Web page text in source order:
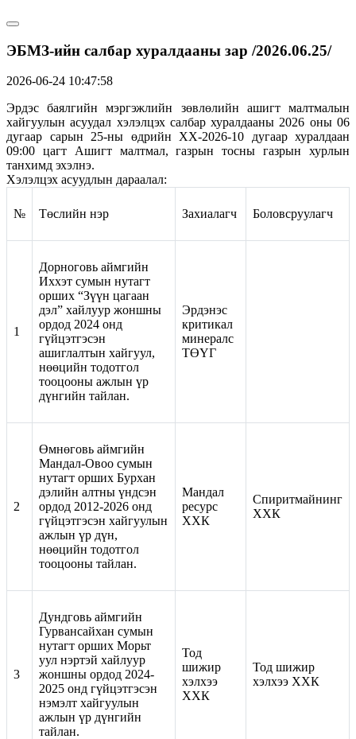
ЭБМЗ-ийн салбар хуралдааны зар /2026.06.25/
2026-06-24 10:47:58
Эрдэс баялгийн мэргэжлийн зөвлөлийн ашигт малтмалын
хайгуулын асуудал хэлэлцэх салбар хуралдааны 2026 оны 06
дугаар сарын 25-ны өдрийн ХХ-2026-10 дугаар хуралдаан
09:00 цагт Ашигт малтмал, газрын тосны газрын хурлын
танхимд эхэлнэ.
Хэлэлцэх асуудлын дараалал:
№ Төслийн нэр Захиалагч Боловсруулагч
1
Дорноговь аймгийн
Иххэт сумын нутагт
орших “Зүүн цагаан
дэл” хайлуур жоншны
ордод 2024 онд
гүйцэтгэсэн
ашиглалтын хайгуул,
нөөцийн тодотгол
тооцооны ажлын үр
дүнгийн тайлан.
Эрдэнэс
критикал
минералс
ТӨҮГ
2
Өмнөговь аймгийн
Мандал-Овоо сумын
нутагт орших Бурхан
дэлийн алтны үндсэн
ордод 2012-2026 онд
гүйцэтгэсэн хайгуулын
ажлын үр дүн,
нөөцийн тодотгол
тооцооны тайлан.
Мандал
ресурс
ХХК
Спиритмайнинг
ХХК
3
Дундговь аймгийн
Гурвансайхан сумын
нутагт орших Морьт
уул нэртэй хайлуур
жоншны ордод 2024-
2025 онд гүйцэтгэсэн
нэмэлт хайгуулын
ажлын үр дүнгийн
тайлан.
Тод
шижир
хэлхээ
ХХК
Тод шижир
хэлхээ ХХК